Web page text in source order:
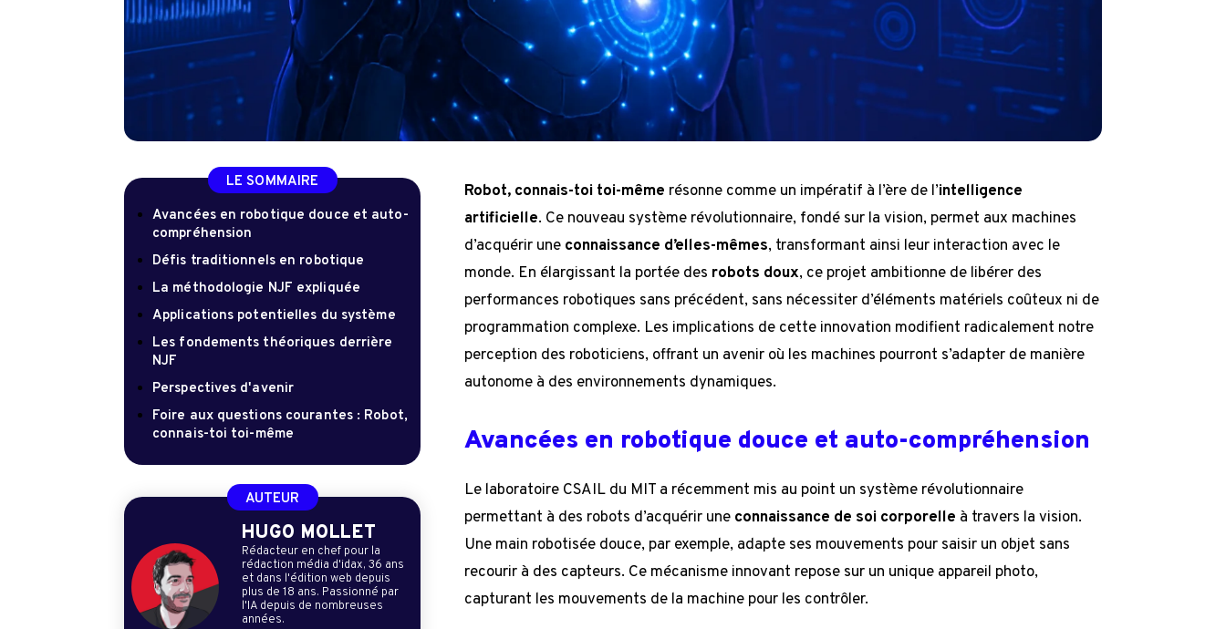
LE SOMMAIRE
Avancées en robotique douce et auto-
compréhension
Défis traditionnels en robotique
La méthodologie NJF expliquée
Applications potentielles du système
Les fondements théoriques derrière
NJF
Perspectives d'avenir
Foire aux questions courantes : Robot,
connais-toi toi-même
AUTEUR
HUGO MOLLET
Rédacteur en chef pour la
rédaction média d'idax, 36 ans
et dans l'édition web depuis
plus de 18 ans. Passionné par
l'IA depuis de nombreuses
années.
Robot, connais-toi toi-même résonne comme un impératif à l’ère de l’intelligence
artificielle. Ce nouveau système révolutionnaire, fondé sur la vision, permet aux machines
d’acquérir une connaissance d’elles-mêmes, transformant ainsi leur interaction avec le
monde. En élargissant la portée des robots doux, ce projet ambitionne de libérer des
performances robotiques sans précédent, sans nécessiter d’éléments matériels coûteux ni de
programmation complexe. Les implications de cette innovation modifient radicalement notre
perception des roboticiens, offrant un avenir où les machines pourront s’adapter de manière
autonome à des environnements dynamiques.
Avancées en robotique douce et auto-compréhension
Le laboratoire CSAIL du MIT a récemment mis au point un système révolutionnaire
permettant à des robots d’acquérir une connaissance de soi corporelle à travers la vision.
Une main robotisée douce, par exemple, adapte ses mouvements pour saisir un objet sans
recourir à des capteurs. Ce mécanisme innovant repose sur un unique appareil photo,
capturant les mouvements de la machine pour les contrôler.